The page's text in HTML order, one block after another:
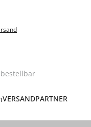
VERSANDPARTNER